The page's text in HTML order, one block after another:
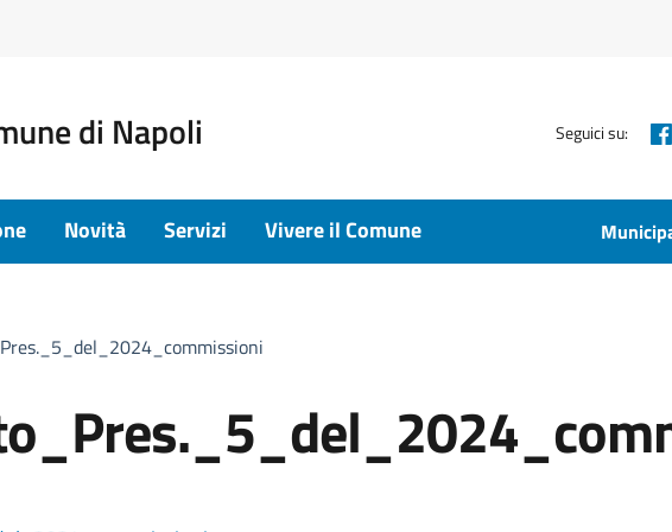
di Napoli Seguici su:
Novità Servizi Vivere il Comune